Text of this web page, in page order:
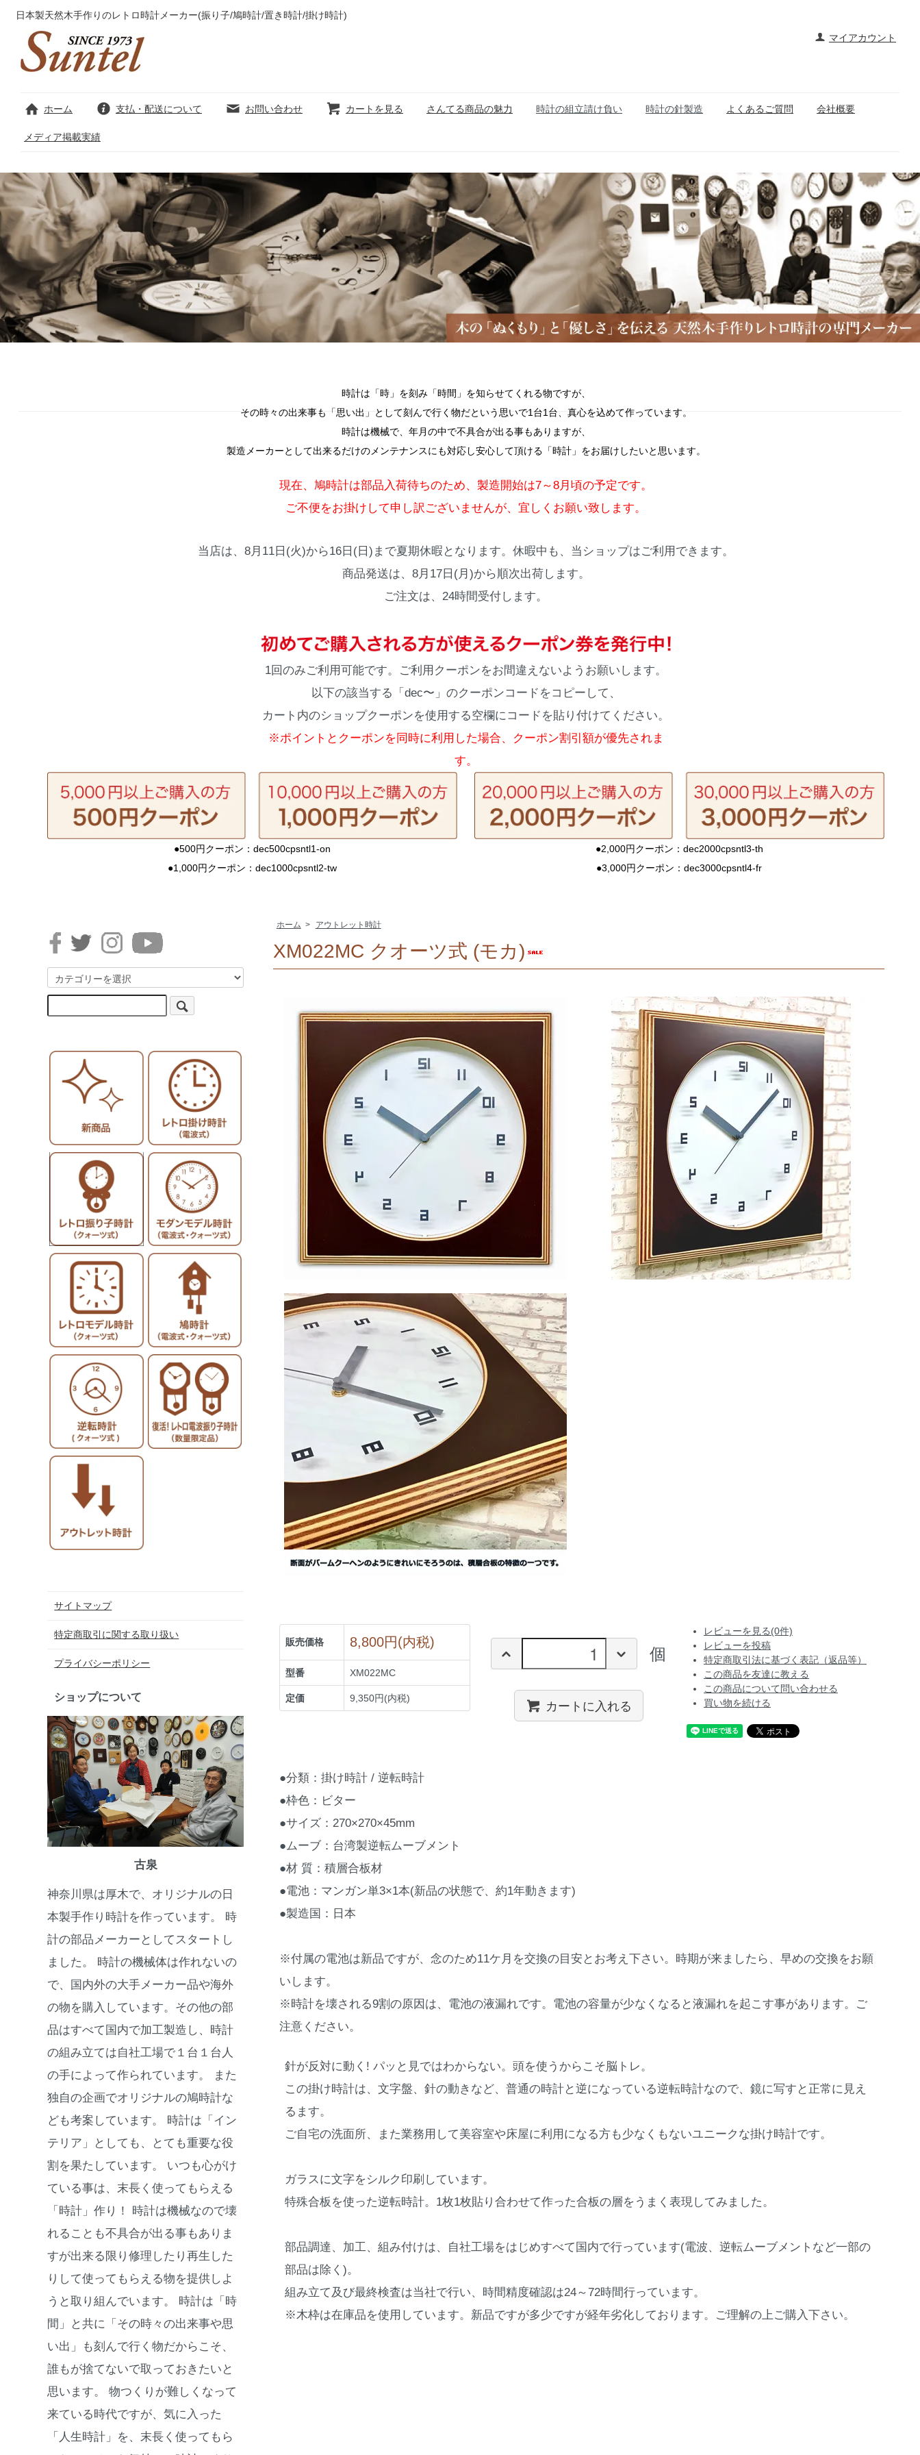
日本製天然木手作りのレトロ時計メーカー(振り子/鳩時計/置き時計/掛け時計)
マイアカウント
ホーム 支払・配送について お問い合わせ カートを見る さんてる商品の魅力 時計の組立請け負い 時計の針製造 よくあるご質問 会社概要
メディア掲載実績
時計は「時」を刻み「時間」を知らせてくれる物ですが、
その時々の出来事も「思い出」として刻んで行く物だという思いで1台1台、真心を込めて作っています。
時計は機械で、年月の中で不具合が出る事もありますが、
製造メーカーとして出来るだけのメンテナンスにも対応し安心して頂ける「時計」をお届けしたいと思います。
現在、鳩時計は部品入荷待ちのため、製造開始は7～8月頃の予定です。
ご不便をお掛けして申し訳ございませんが、宜しくお願い致します。
当店は、8月11日(火)から16日(日)まで夏期休暇となります。休暇中も、当ショップはご利用できます。
商品発送は、8月17日(月)から順次出荷します。
ご注文は、24時間受付します。
1回のみご利用可能です。ご利用クーポンをお間違えないようお願いします。
以下の該当する「dec〜」のクーポンコードをコピーして、
カート内のショップクーポンを使用する空欄にコードを貼り付けてください。
※ポイントとクーポンを同時に利用した場合、クーポン割引額が優先されま
す。
●500円クーポン：dec500cpsntl1-on
●1,000円クーポン：dec1000cpsntl2-tw
●2,000円クーポン：dec2000cpsntl3-th
●3,000円クーポン：dec3000cpsntl4-fr
サイトマップ
特定商取引に関する取り扱い
プライバシーポリシー
ショップについて
古泉
神奈川県は厚木で、オリジナルの日
本製手作り時計を作っています。 時
計の部品メーカーとしてスタートし
ました。 時計の機械体は作れないの
で、国内外の大手メーカー品や海外
の物を購入しています。その他の部
品はすべて国内で加工製造し、時計
の組み立ては自社工場で１台１台人
の手によって作られています。 また
独自の企画でオリジナルの鳩時計な
ども考案しています。 時計は「イン
テリア」としても、とても重要な役
割を果たしています。 いつも心がけ
ている事は、末長く使ってもらえる
「時計」作り！ 時計は機械なので壊
れることも不具合が出る事もありま
すが出来る限り修理したり再生した
りして使ってもらえる物を提供しよ
うと取り組んでいます。 時計は「時
間」と共に「その時々の出来事や思
い出」も刻んで行く物だからこそ、
誰もが捨てないで取っておきたいと
思います。 物つくりが難しくなって
来ている時代ですが、気に入った
「人生時計」を、末長く使ってもら
ホーム > アウトレット時計
XM022MC クオーツ式 (モカ)
販売価格 8,800円(内税)
型番 XM022MC
定価 9,350円(内税)
個
カートに入れる
レビューを見る(0件)
レビューを投稿
特定商取引法に基づく表記（返品等）
この商品を友達に教える
この商品について問い合わせる
買い物を続ける
●分類：掛け時計 / 逆転時計
●枠色：ビター
●サイズ：270×270×45mm
●ムーブ：台湾製逆転ムーブメント
●材 質：積層合板材
●電池：マンガン単3×1本(新品の状態で、約1年動きます)
●製造国：日本
※付属の電池は新品ですが、念のため11ケ月を交換の目安とお考え下さい。時期が来ましたら、早めの交換をお願
いします。
※時計を壊される9割の原因は、電池の液漏れです。電池の容量が少なくなると液漏れを起こす事があります。ご
注意ください。
針が反対に動く! パッと見ではわからない。頭を使うからこそ脳トレ。
この掛け時計は、文字盤、針の動きなど、普通の時計と逆になっている逆転時計なので、鏡に写すと正常に見え
るます。
ご自宅の洗面所、また業務用して美容室や床屋に利用になる方も少なくもないユニークな掛け時計です。
ガラスに文字をシルク印刷しています。
特殊合板を使った逆転時計。1枚1枚貼り合わせて作った合板の層をうまく表現してみました。
部品調達、加工、組み付けは、自社工場をはじめすべて国内で行っています(電波、逆転ムーブメントなど一部の
部品は除く)。
組み立て及び最終検査は当社で行い、時間精度確認は24～72時間行っています。
※木枠は在庫品を使用しています。新品ですが多少ですが経年劣化しております。ご理解の上ご購入下さい。